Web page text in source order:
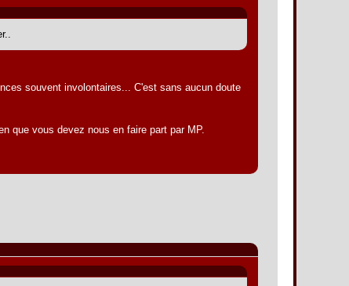
souvent involontaires... C'est sans aucun doute
que vous devez nous en faire part par MP.